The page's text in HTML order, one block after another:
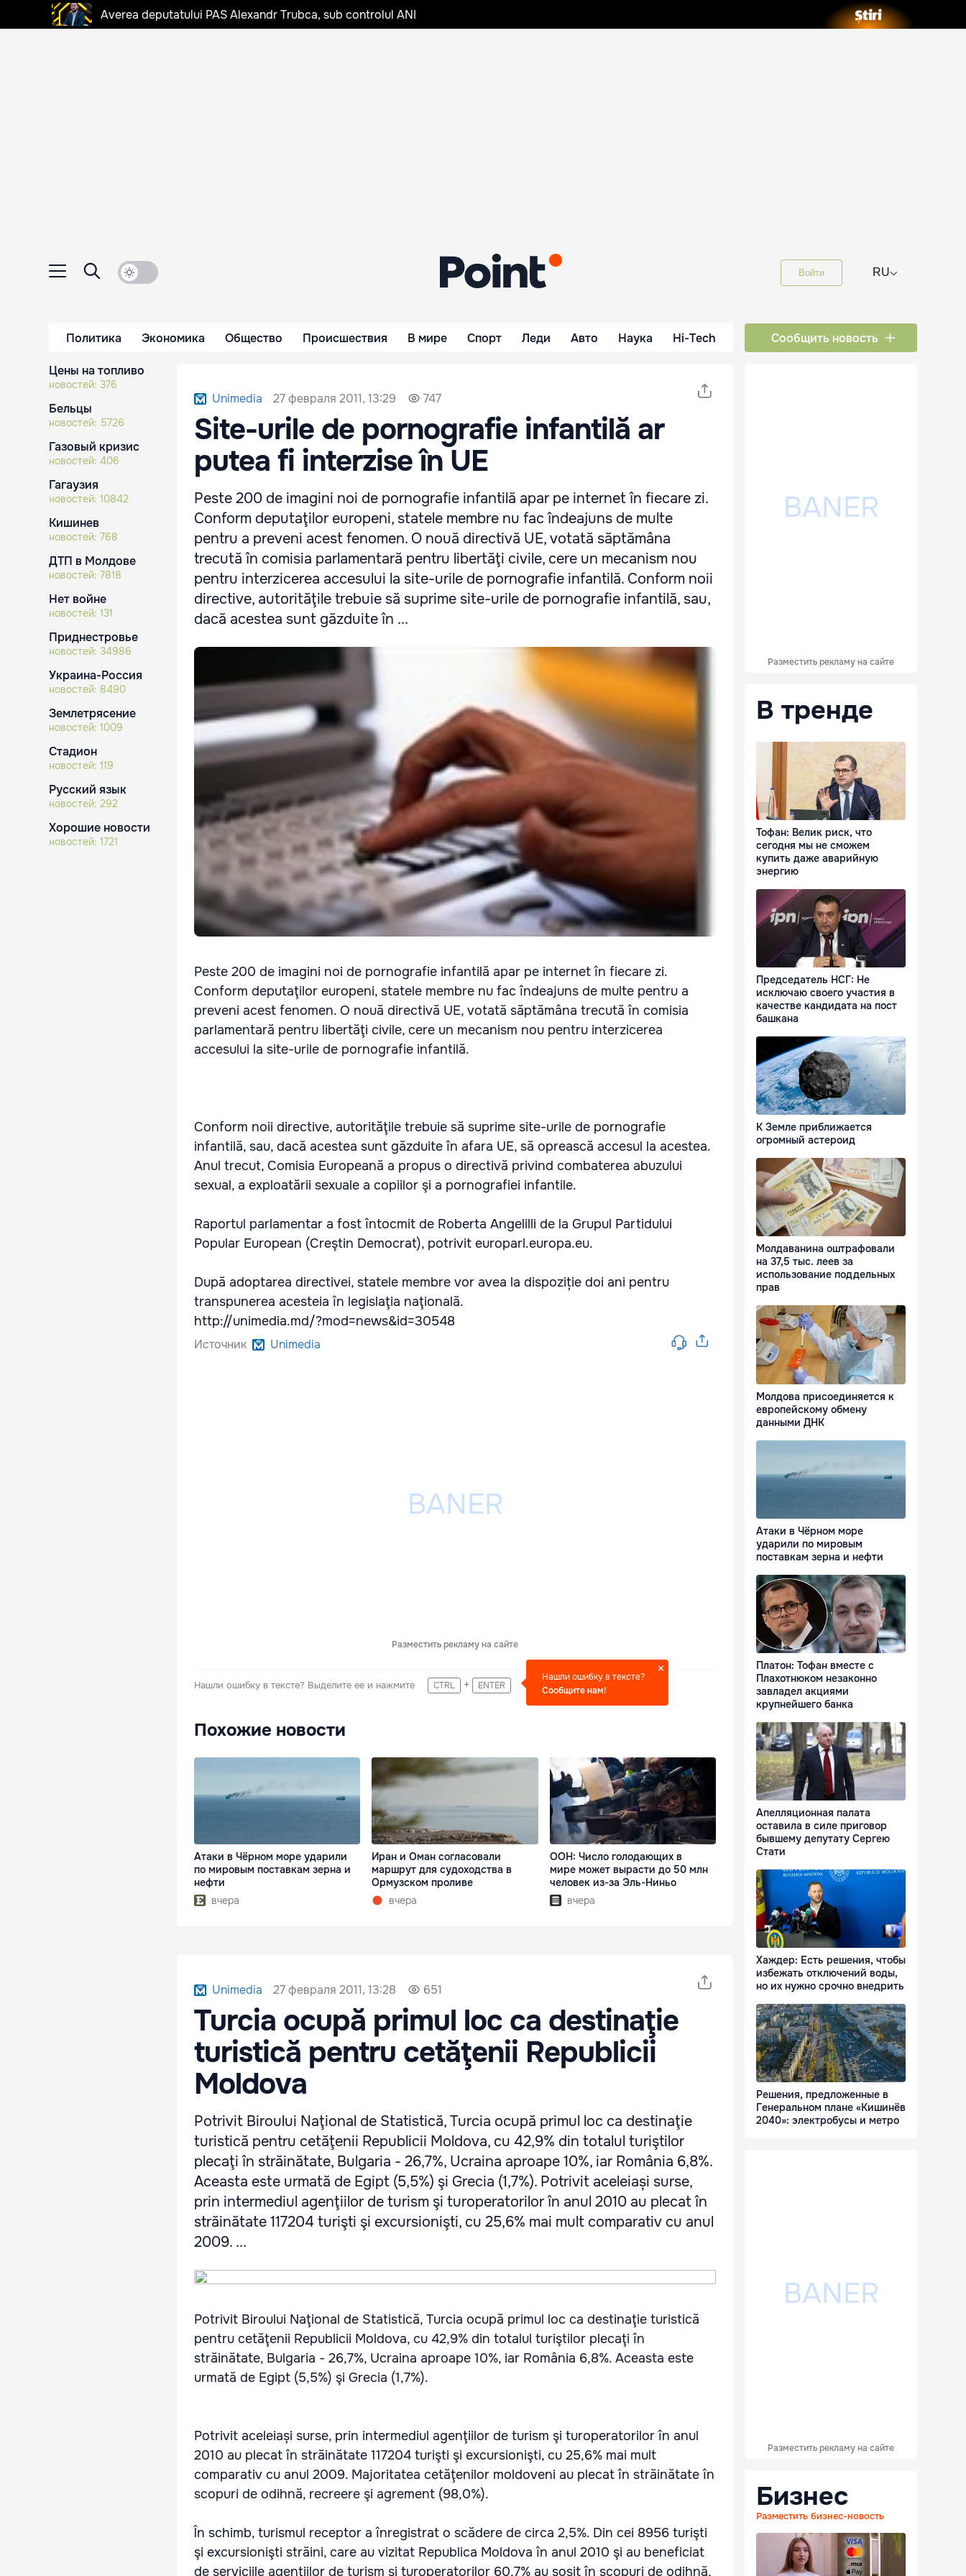
Averea deputatului PAS Alexandr Trubca, sub controlul ANI
Войти RU⌵
Политика Экономика Общество Происшествия В мире Спорт Леди Авто Наука Hi-Tech Сообщить новость
Цены на топливо
новостей: 376
Бельцы
новостей: 5726
Газовый кризис
новостей: 406
Гагаузия
новостей: 10842
Кишинев
новостей: 768
ДТП в Молдове
новостей: 7818
Нет войне
новостей: 131
Приднестровье
новостей: 34986
Украина-Россия
новостей: 8490
Землетрясение
новостей: 1009
Стадион
новостей: 119
Русский язык
новостей: 292
Хорошие новости
новостей: 1721
Unimedia 27 февраля 2011, 13:29 747
Site-urile de pornografie infantilă ar
putea fi interzise în UE
Peste 200 de imagini noi de pornografie infantilă apar pe internet în fiecare zi.
Conform deputaţilor europeni, statele membre nu fac îndeajuns de multe
pentru a preveni acest fenomen. O nouă directivă UE, votată săptămâna
trecută în comisia parlamentară pentru libertăţi civile, cere un mecanism nou
pentru interzicerea accesului la site-urile de pornografie infantilă. Conform noii
directive, autorităţile trebuie să suprime site-urile de pornografie infantilă, sau,
dacă acestea sunt găzduite în ...
Peste 200 de imagini noi de pornografie infantilă apar pe internet în fiecare zi.
Conform deputaţilor europeni, statele membre nu fac îndeajuns de multe pentru a
preveni acest fenomen. O nouă directivă UE, votată săptămâna trecută în comisia
parlamentară pentru libertăţi civile, cere un mecanism nou pentru interzicerea
accesului la site-urile de pornografie infantilă.
Conform noii directive, autorităţile trebuie să suprime site-urile de pornografie
infantilă, sau, dacă acestea sunt găzduite în afara UE, să oprească accesul la acestea.
Anul trecut, Comisia Europeană a propus o directivă privind combaterea abuzului
sexual, a exploatării sexuale a copiilor şi a pornografiei infantile.
Raportul parlamentar a fost întocmit de Roberta Angelilli de la Grupul Partidului
Popular European (Creştin Democrat), potrivit europarl.europa.eu.
După adoptarea directivei, statele membre vor avea la dispoziție doi ani pentru
transpunerea acesteia în legislaţia naţională.
http://unimedia.md/?mod=news&id=30548
Источник Unimedia
Разместить рекламу на сайте
Нашли ошибку в тексте? Выделите ее и нажмите CTRL + ENTER
Нашли ошибку в тексте?
Сообщите нам!
Похожие новости
Атаки в Чёрном море ударили
по мировым поставкам зерна и
нефти
вчера
Иран и Оман согласовали
маршрут для судоходства в
Ормузском проливе
вчера
ООН: Число голодающих в
мире может вырасти до 50 млн
человек из-за Эль-Ниньо
вчера
Unimedia 27 февраля 2011, 13:28 651
Turcia ocupă primul loc ca destinaţie
turistică pentru cetăţenii Republicii
Moldova
Potrivit Biroului Naţional de Statistică, Turcia ocupă primul loc ca destinaţie
turistică pentru cetăţenii Republicii Moldova, cu 42,9% din totalul turiştilor
plecaţi în străinătate, Bulgaria - 26,7%, Ucraina aproape 10%, iar România 6,8%.
Aceasta este urmată de Egipt (5,5%) şi Grecia (1,7%). Potrivit aceleiași surse,
prin intermediul agenţiilor de turism şi turoperatorilor în anul 2010 au plecat în
străinătate 117204 turişti şi excursionişti, cu 25,6% mai mult comparativ cu anul
2009. ...
Potrivit Biroului Naţional de Statistică, Turcia ocupă primul loc ca destinaţie turistică
pentru cetăţenii Republicii Moldova, cu 42,9% din totalul turiştilor plecaţi în
străinătate, Bulgaria - 26,7%, Ucraina aproape 10%, iar România 6,8%. Aceasta este
urmată de Egipt (5,5%) şi Grecia (1,7%).
Potrivit aceleiași surse, prin intermediul agenţiilor de turism şi turoperatorilor în anul
2010 au plecat în străinătate 117204 turişti şi excursionişti, cu 25,6% mai mult
comparativ cu anul 2009. Majoritatea cetăţenilor moldoveni au plecat în străinătate în
scopuri de odihnă, recreere şi agrement (98,0%).
În schimb, turismul receptor a înregistrat o scădere de circa 2,5%. Din cei 8956 turişti
şi excursionişti străini, care au vizitat Republica Moldova în anul 2010 şi au beneficiat
de serviciile agenţiilor de turism şi turoperatorilor 60,7% au sosit în scopuri de odihnă,
Разместить рекламу на сайте
В тренде
Тофан: Велик риск, что
сегодня мы не сможем
купить даже аварийную
энергию
Председатель НСГ: Не
исключаю своего участия в
качестве кандидата на пост
башкана
К Земле приближается
огромный астероид
Молдаванина оштрафовали
на 37,5 тыс. леев за
использование поддельных
прав
Молдова присоединяется к
европейскому обмену
данными ДНК
Атаки в Чёрном море
ударили по мировым
поставкам зерна и нефти
Платон: Тофан вместе с
Плахотнюком незаконно
завладел акциями
крупнейшего банка
Апелляционная палата
оставила в силе приговор
бывшему депутату Сергею
Стати
Хаждер: Есть решения, чтобы
избежать отключений воды,
но их нужно срочно внедрить
Решения, предложенные в
Генеральном плане «Кишинёв
2040»: электробусы и метро
Разместить рекламу на сайте
Бизнес
Разместить бизнес-новость